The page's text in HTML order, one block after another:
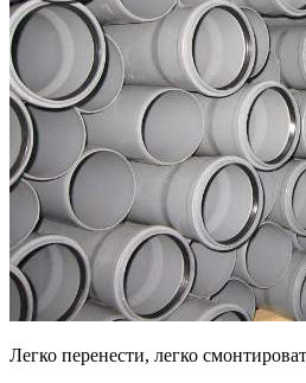
Легко перенести, легко